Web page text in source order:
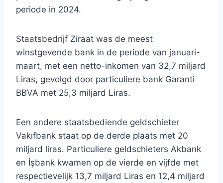
periode in 2024.
Staatsbedrijf Ziraat was de meest
winstgevende bank in de periode van januari-
maart, met een netto-inkomen van 32,7 miljard
Liras, gevolgd door particuliere bank Garanti
BBVA met 25,3 miljard Liras.
Een andere staatsbediende geldschieter
Vakıfbank staat op de derde plaats met 20
miljard liras. Particuliere geldschieters Akbank
en İşbank kwamen op de vierde en vijfde met
respectievelijk 13,7 miljard Liras en 12,4 miljard